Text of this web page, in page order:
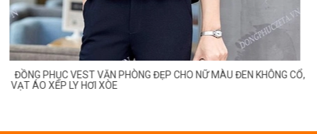
ĐỒNG PHỤC VEST VĂN PHÒNG ĐẸP CHO NỮ MÀU ĐEN KHÔNG CỔ,
VẠT ÁO XẾP LY HƠI XÒE